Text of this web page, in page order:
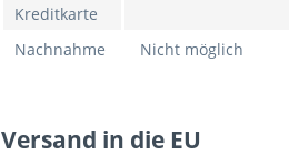
Kreditkarte
Nachnahme
Nicht möglich
Versand in die EU